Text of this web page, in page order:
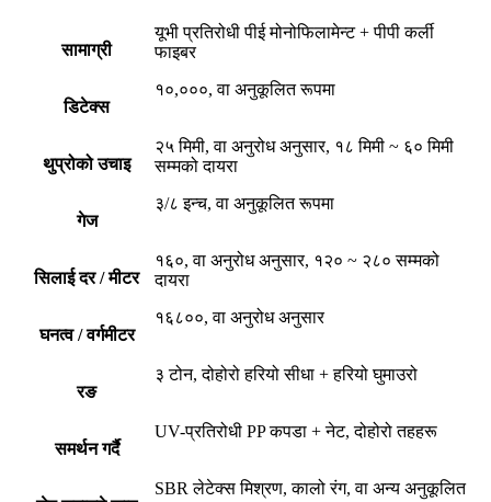
सामाग्री
यूभी प्रतिरोधी पीई मोनोफिलामेन्ट + पीपी कर्ली
फाइबर
डिटेक्स
१०,०००, वा अनुकूलित रूपमा
थुप्रोको उचाइ
२५ मिमी, वा अनुरोध अनुसार, १८ मिमी ~ ६० मिमी
सम्मको दायरा
गेज
३/८ इन्च, वा अनुकूलित रूपमा
सिलाई दर / मीटर
१६०, वा अनुरोध अनुसार, १२० ~ २८० सम्मको
दायरा
घनत्व / वर्गमीटर
१६८००, वा अनुरोध अनुसार
रङ
३ टोन, दोहोरो हरियो सीधा + हरियो घुमाउरो
समर्थन गर्दै
UV-प्रतिरोधी PP कपडा + नेट, दोहोरो तहहरू
SBR लेटेक्स मिश्रण, कालो रंग, वा अन्य अनुकूलित